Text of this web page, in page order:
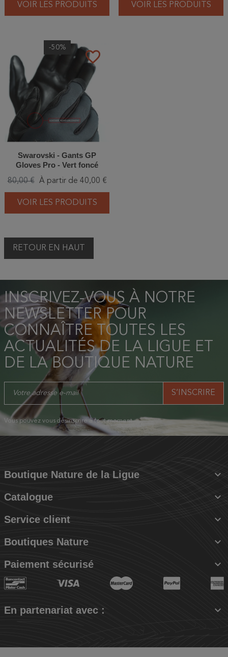
VOIR LES PRODUITS VOIR LES PRODUITS
favorite_border
-50%
Swarovski - Gants GP
Gloves Pro - Vert foncé
80,00 € À partir de 40,00 €
VOIR LES PRODUITS
RETOUR EN HAUT
INSCRIVEZ-VOUS À NOTRE
NEWSLETTER POUR
CONNAÎTRE TOUTES LES
ACTUALITÉS DE LA LIGUE ET
DE LA BOUTIQUE NATURE
Vous pouvez vous désinscrire à tout moment.
Boutique Nature de la Ligue 
Catalogue 
Service client 
Boutiques Nature 
Paiement sécurisé 
En partenariat avec : 